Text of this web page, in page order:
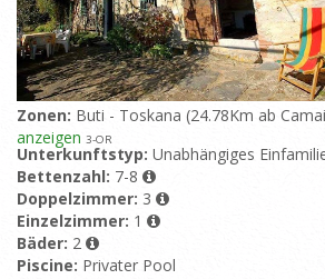
Zonen: Buti - Toskana (24.78Km ab
anzeigen 3-OR
Unterkunftstyp: Unabhängiges
Bettenzahl: 7-8
Doppelzimmer: 3
Einzelzimmer: 1
Bäder: 2
Piscine: Privater Pool